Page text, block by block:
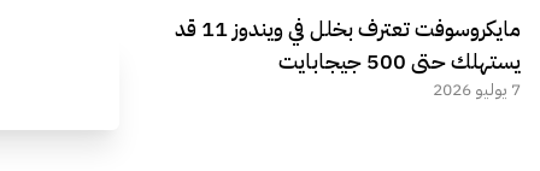
مايكروسوفت تعترف بخلل في ويندوز 11 قد
يستهلك حتى 500 جيجابايت
7 يوليو 2026